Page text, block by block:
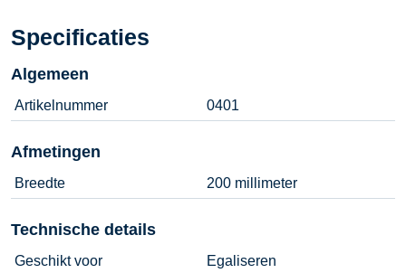
Specificaties
Algemeen
Artikelnummer 0401
Afmetingen
Breedte 200 millimeter
Technische details
Geschikt voor Egaliseren